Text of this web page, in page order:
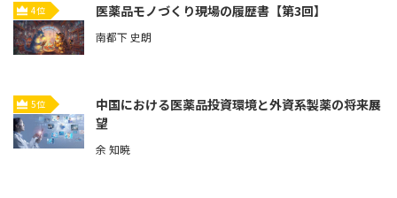
4位 医薬品モノづくり現場の履歴書【第3回】
南都下 史朗
5位
中国における医薬品投資環境と外資系製薬の将来展
望
余 知暁